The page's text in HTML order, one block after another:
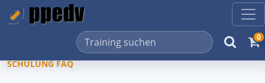
0
SCHULUNG FAQ